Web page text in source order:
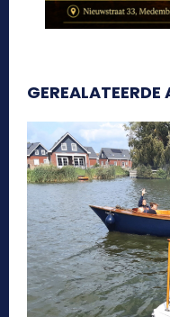
GEREALATEERDE